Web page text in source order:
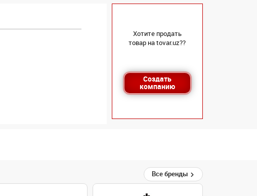
Хотите продать
товар на tovar.uz??
Создать
компанию
Все бренды